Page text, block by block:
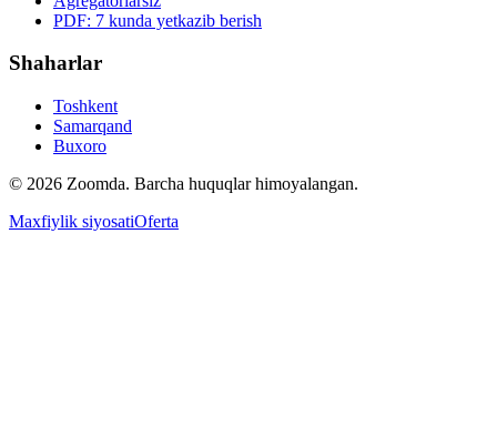
PDF: 7 kunda yetkazib berish
Shaharlar
Toshkent
Samarqand
Buxoro
© 2026 Zoomda. Barcha huquqlar himoyalangan.
Maxfiylik siyosatiOferta